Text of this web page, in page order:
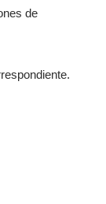
de